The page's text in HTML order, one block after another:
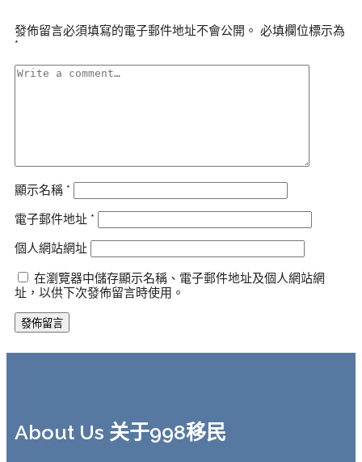
發佈留言必須填寫的電子郵件地址不會公開。 必填欄位標示為
*
顯示名稱 *
電子郵件地址 *
個人網站網址
在瀏覽器中儲存顯示名稱、電子郵件地址及個人網站網
址，以供下次發佈留言時使用。
About Us 关于998移民